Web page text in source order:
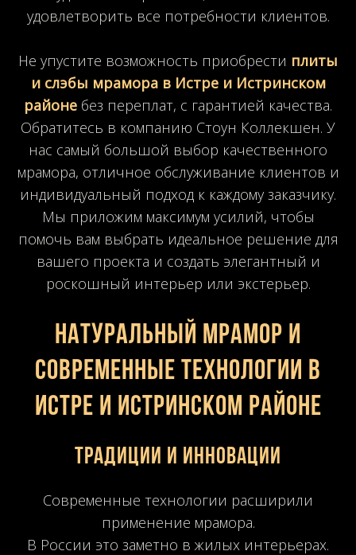
удовлетворить все потребности клиентов.
Не упустите возможность приобрести плиты
и слэбы мрамора в Истре и Истринском
районе без переплат, с гарантией качества.
Обратитесь в компанию Стоун Коллекшен. У
нас самый большой выбор качественного
мрамора, отличное обслуживание клиентов и
индивидуальный подход к каждому заказчику.
Мы приложим максимум усилий, чтобы
помочь вам выбрать идеальное решение для
вашего проекта и создать элегантный и
роскошный интерьер или экстерьер.
Натуральный мрамор и
современные технологии в
Истре и Истринском районе
Традиции и инновации
Современные технологии расширили
применение мрамора.
В России это заметно в жилых интерьерах.